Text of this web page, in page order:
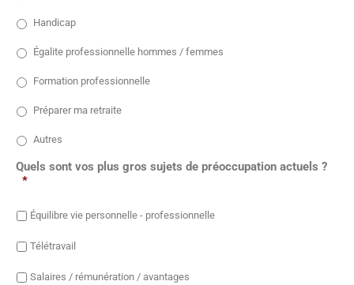
Handicap
Égalite professionnelle hommes / femmes
Formation professionnelle
Préparer ma retraite
Autres
Quels sont vos plus gros sujets de préoccupation actuels ?
*
Équilibre vie personnelle - professionnelle
Télétravail
Salaires / rémunération / avantages